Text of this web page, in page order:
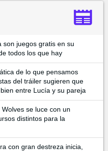
son juegos gratis en su
todos los que hay
de lo que pensamos
del tráiler sugieren que
entre Lucía y su pareja
Wolves se luce con un
distintos para la
con gran destreza inicia,